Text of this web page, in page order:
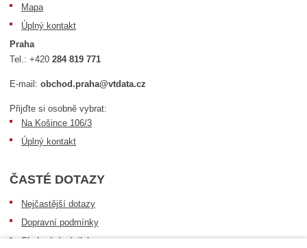
Mapa
Úplný kontakt
Praha
Tel.:+420284 819 771
E-mail:obchod.praha@vtdata.cz
Přijďte si osobně vybrat:
Na Košince 106/3
Úplný kontakt
ČASTÉ DOTAZY
Nejčastější dotazy
Dopravní podmínky
Sledování zásilek